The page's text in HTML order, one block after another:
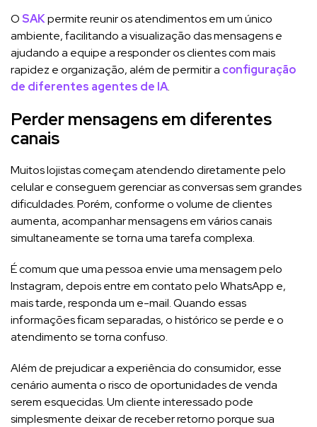
OSAKpermite reunir os atendimentos em um único
ambiente, facilitando a visualização das mensagens e
ajudando a equipe a responder os clientes com mais
rapidez e organização, além de permitir a configuração
de diferentes agentes de IA.
Perder mensagens em diferentes
canais
Muitos lojistas começam atendendo diretamente pelo
celular e conseguem gerenciar as conversas sem grandes
dificuldades. Porém, conforme o volume de clientes
aumenta, acompanhar mensagens em vários canais
simultaneamente se torna uma tarefa complexa.
É comum que uma pessoa envie uma mensagem pelo
Instagram, depois entre em contato pelo WhatsApp e,
mais tarde, responda um e-mail. Quando essas
informações ficam separadas, o histórico se perde e o
atendimento se torna confuso.
Além de prejudicar a experiência do consumidor, esse
cenário aumenta o risco de oportunidades de venda
serem esquecidas. Um cliente interessado pode
simplesmente deixar de receber retorno porque sua